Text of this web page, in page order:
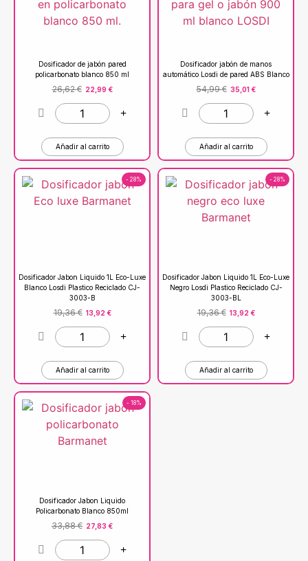
Dosificador de jabón pared
policarbonato blanco 850 ml
26,62€ 22,99 €
Añadir al carrito
Dosificador jabón de manos
automático Losdi de pared ABS Blanco
54,99€ 35,01 €
Añadir al carrito
- 28%
Dosificador Jabon Liquido 1L Eco-Luxe
Blanco Losdi Plastico Reciclado CJ-
3003-B
19,36€ 13,92 €
Añadir al carrito
- 28%
Dosificador Jabon Liquido 1L Eco-Luxe
Negro Losdi Plastico Reciclado CJ-
3003-BL
19,36€ 13,92 €
Añadir al carrito
- 18%
Dosificador Jabon Liquido
Policarbonato Blanco 850ml
33,88€ 27,83 €